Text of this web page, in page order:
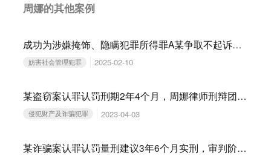
周娜的其他案例
成功为涉嫌掩饰、隐瞒犯罪所得罪A某争取不起诉：彰显法律专业与有效辩护的力量
妨害社会管理犯罪 2025-02-10
某盗窃案认罪认罚刑期2年4个月，周娜律师刑辩团队审判阶段介入，经辩护，法院判决有期徒刑1年，实报实销！
侵犯财产及诈骗犯罪 2023-04-03
某诈骗案认罪认罚量刑建议3年6个月实刑，审判阶段辩护后，法院判决有期徒刑三年，适用缓刑！